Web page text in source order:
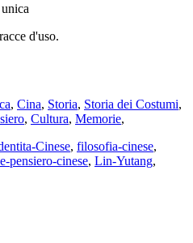
d'uso.
, Cina, Storia, Storia dei Costumi,
, Cultura, Memorie,
Cinese, filosofia-cinese,
pensiero-cinese, Lin-Yutang,